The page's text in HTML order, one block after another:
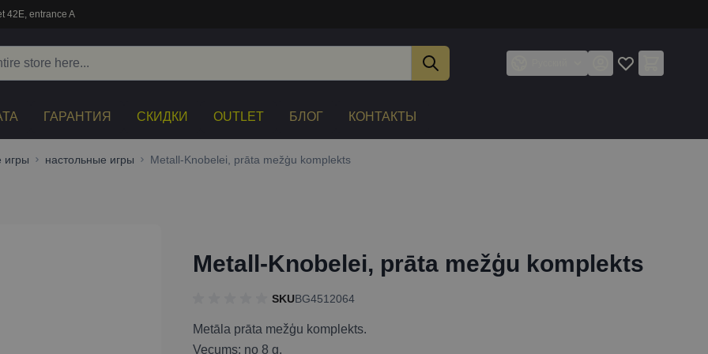
42E, entrance A
ГАРАНТИЯ СКИДКИ OUTLET БЛОГ КОНТАКТЫ
игры настольные игры Metall-Knobelei, prāta mežģu komplekts
Metall-Knobelei, prāta mežģu komplekts
SKUBG4512064
Metāla prāta mežģu komplekts.
Vecums: no 8 g.